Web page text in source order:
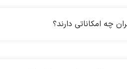
چه امکاناتی دارند؟